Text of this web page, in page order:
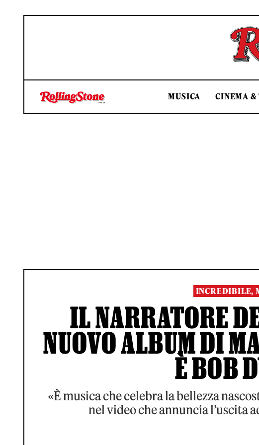
MUSICA CINEMA &
INCREDIBILE,
IL NARRATORE
NUOVO ALBUM DI
È BOB
«È musica che celebra la bellezza
nel video che annuncia l’uscita